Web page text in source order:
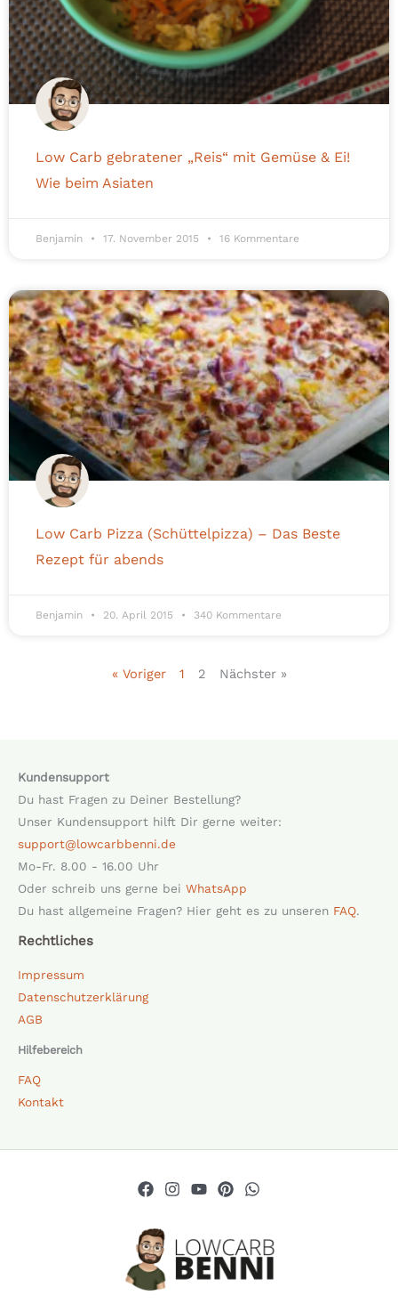
Low Carb gebratener „Reis“ mit Gemüse & Ei!
Wie beim Asiaten
Benjamin 17. November 2015 16 Kommentare
Low Carb Pizza (Schüttelpizza) – Das Beste
Rezept für abends
Benjamin 20. April 2015 340 Kommentare
« Voriger 1 2 Nächster »
Kundensupport
Du hast Fragen zu Deiner Bestellung?
Unser Kundensupport hilft Dir gerne weiter:
support@lowcarbbenni.de
Mo-Fr. 8.00 - 16.00 Uhr
Oder schreib uns gerne bei WhatsApp
Du hast allgemeine Fragen? Hier geht es zu unseren FAQ.
Rechtliches
Impressum
Datenschutzerklärung
AGB
Hilfebereich
FAQ
Kontakt